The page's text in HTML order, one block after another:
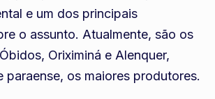
e um dos principais
o assunto. Atualmente, são os
Oriximiná e Alenquer,
paraense, os maiores produtores.